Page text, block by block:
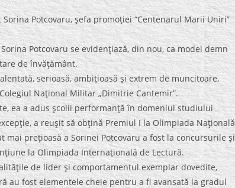
Potcovaru, şefa promoţiei “Centenarul Marii Uniri”
Potcovaru se evidenţiază, din nou, ca model demn
de învăţământ.
serioasă, ambiţioasă şi extrem de muncitoare,
Naţional Militar „Dimitrie Cantemir”.
ea a adus şcolii performanţă în domeniul studiului
a reuşit să obţină Premiul I la Olimpiada Naţională
preţioasă a Sorinei Potcovaru a fost la concursurile şi
la Olimpiada Internaţională de Lectură.
de lider şi comportamentul exemplar dovedite,
au fost elementele cheie pentru a fi avansată la gradul